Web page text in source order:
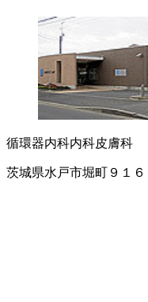
循環器内科内科皮膚科
茨城県水戸市堀町９１６